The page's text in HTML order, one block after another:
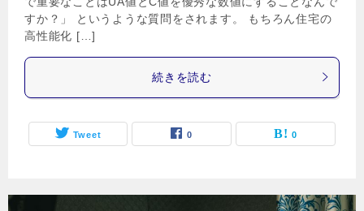
すか？」 というような質問をされます。 もちろん住宅の
高性能化 […]
続きを読む
Tweet 0 0